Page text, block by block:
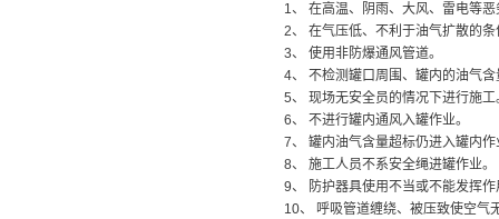
1、 在高温、阴雨、大风、雷电等
2、 在气压低、不利于油气扩散的
3、 使用非防爆通风管道。
4、 不检测罐口周围、罐内的油气含
5、 现场无安全员的情况下进行施工
6、 不进行罐内通风入罐作业。
7、 罐内油气含量超标仍进入罐内作
8、 施工人员不系安全绳进罐作业。
9、 防护器具使用不当或不能发挥作
10、 呼吸管道缠绕、被压致使空气